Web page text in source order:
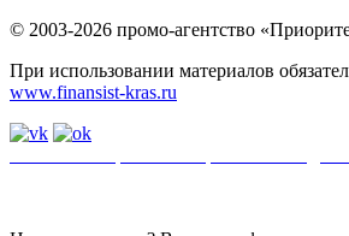
© 2003-2026 промо-агентство
При использовании материалов
www.finansist-kras.ru